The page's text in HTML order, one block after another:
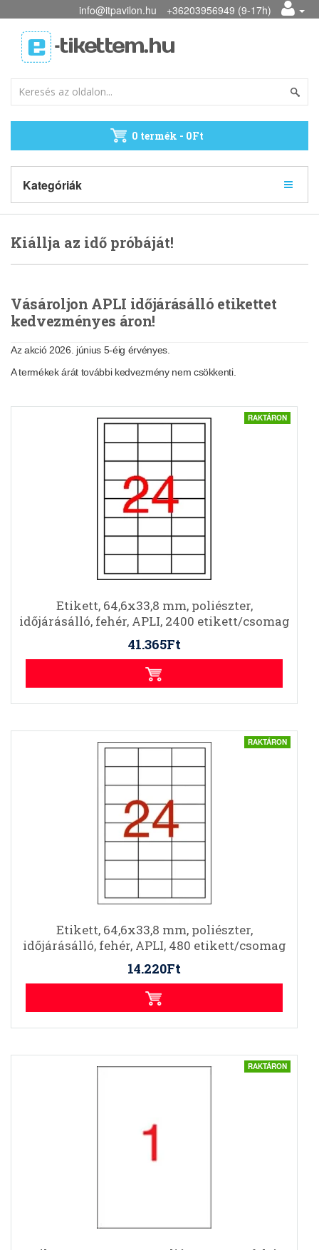
info@itpavilon.hu +36203956949 (9-17h)
0 termék - 0Ft
Kategóriák
Kiállja az idő próbáját!
Vásároljon APLI időjárásálló etikettet
kedvezményes áron!
Az akció 2026. június 5-éig érvényes.
A termékek árát további kedvezmény nem csökkenti.
RAKTÁRON
Etikett, 64,6x33,8 mm, poliészter,
időjárásálló, fehér, APLI, 2400 etikett/csomag
41.365Ft
RAKTÁRON
Etikett, 64,6x33,8 mm, poliészter,
időjárásálló, fehér, APLI, 480 etikett/csomag
14.220Ft
RAKTÁRON